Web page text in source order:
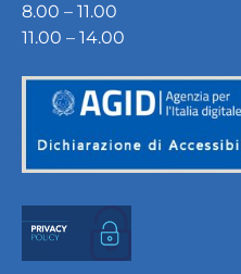
8.00 – 11.00
11.00 – 14.00